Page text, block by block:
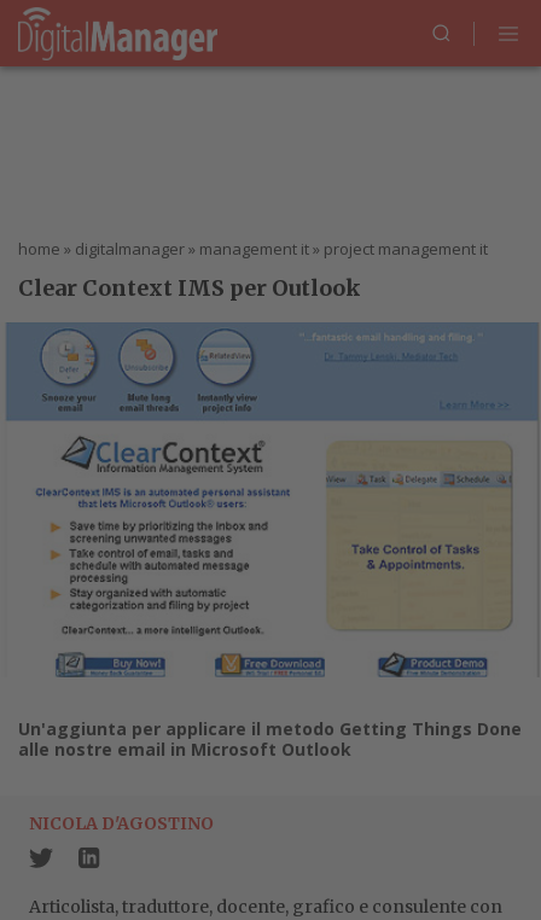
home » digitalmanager» management it» project management it
Clear Context IMS per Outlook
Un'aggiunta per applicare il metodo Getting Things Done
alle nostre email in Microsoft Outlook
NICOLA D'AGOSTINO
Articolista, traduttore, docente, grafico e consulente con